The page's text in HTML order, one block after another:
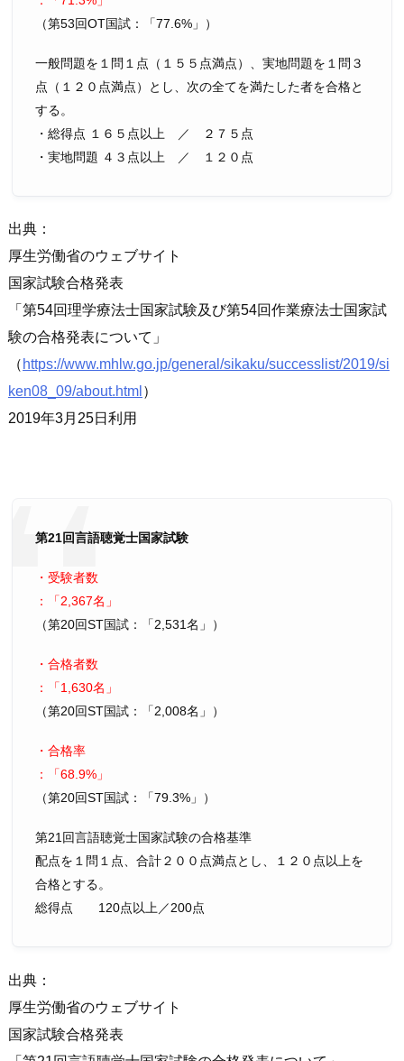
（第53回OT国試：
77.6% ）
一般問題を１問１点（１５５点満点）、実地問題を１問３
点（１２０点満点）とし、次の全てを満たした者を合格と
する。
・総得点 １６５点以上 ／ ２７５点
・実地問題 ４３点以上 ／ １２０点
出典：
厚生労働省のウェブサイト
国家試験合格発表
第54回理学療法士国家試験及び第54回作業療法士国家試
験の合格発表について
（ https://www.mhlw.go.jp/general/sikaku/successlist/2019/si
ken08_09/about.html ）
2019年3月25日利用
第21回言語聴覚士国家試験
・受験者数
：
2,367名
（第20回ST国試：
2,531名 ）
・合格者数
：
1,630名
（第20回ST国試：
2,008名 ）
・合格率
：
68.9%
（第20回ST国試：
79.3% ）
第21回言語聴覚士国家試験の合格基準
配点を１問１点、合計２００点満点とし、１２０点以上を
合格とする。
総得点 120点以上／200点
出典：
厚生労働省のウェブサイト
国家試験合格発表